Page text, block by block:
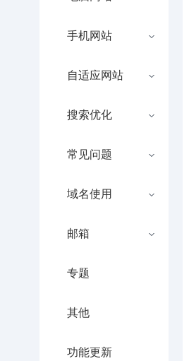
手机网站
自适应网站
搜索优化
常见问题
域名使用
邮箱
专题
其他
功能更新